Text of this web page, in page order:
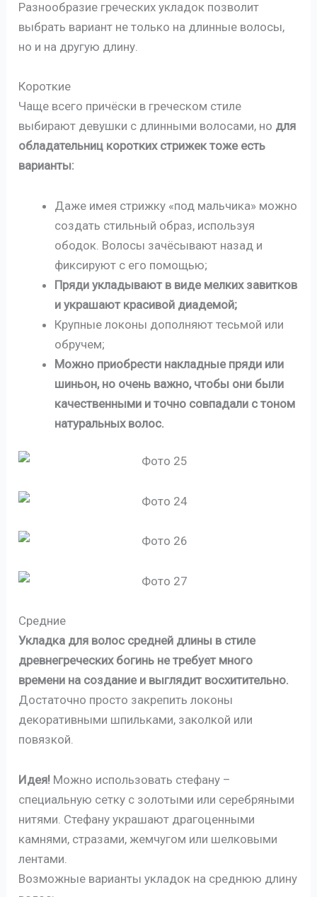
Разнообразие греческих укладок позволит
выбрать вариант не только на длинные волосы,
но и на другую длину.
Короткие
Чаще всего причёски в греческом стиле
выбирают девушки с длинными волосами, но для
обладательниц коротких стрижек тоже есть
варианты:
Даже имея стрижку «под мальчика» можно
создать стильный образ, используя
ободок. Волосы зачёсывают назад и
фиксируют с его помощью;
Пряди укладывают в виде мелких завитков
и украшают красивой диадемой;
Крупные локоны дополняют тесьмой или
обручем;
Можно приобрести накладные пряди или
шиньон, но очень важно, чтобы они были
качественными и точно совпадали с тоном
натуральных волос.
Средние
Укладка для волос средней длины в стиле
древнегреческих богинь не требует много
времени на создание и выглядит восхитительно.
Достаточно просто закрепить локоны
декоративными шпильками, заколкой или
повязкой.
Идея! Можно использовать стефану –
специальную сетку с золотыми или серебряными
нитями. Стефану украшают драгоценными
камнями, стразами, жемчугом или шелковыми
лентами.
Возможные варианты укладок на среднюю длину